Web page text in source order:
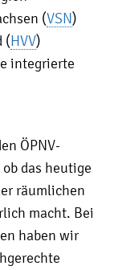
(VSN)
(HVV)
integrierte
ÖPNV-
das heutige
räumlichen
macht. Bei
haben wir